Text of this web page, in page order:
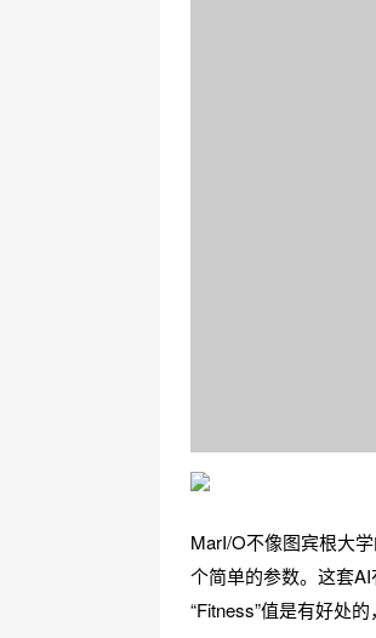
MarI/O不像图宾根大
个简单的参数。这套
“Fitness”值是有好处